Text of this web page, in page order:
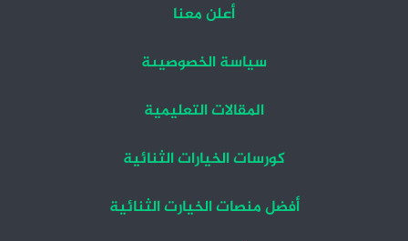
أعلن معنا
سياسة الخصوصيىة
المقالات التعليمية
كورسات الخيارات الثنائية
أفضل منصات الخيارت الثنائية